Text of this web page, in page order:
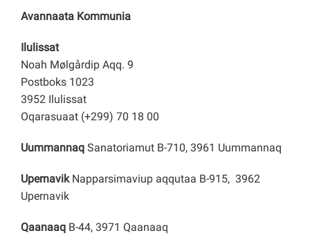
Avannaata Kommunia
Ilulissat
Noah Mølgårdip Aqq. 9
Postboks 1023
3952 Ilulissat
Oqarasuaat (+299) 70 18 00
Uummannaq Sanatoriamut B-710, 3961 Uummannaq
Upernavik Napparsimaviup aqqutaa B-915, 3962
Upernavik
Qaanaaq B-44, 3971 Qaanaaq